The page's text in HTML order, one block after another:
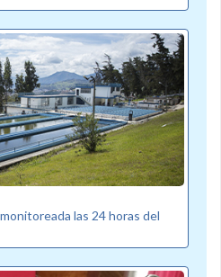
las 24 horas del